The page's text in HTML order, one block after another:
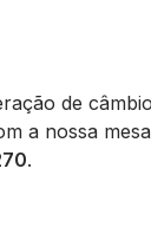
de
a nossa
.